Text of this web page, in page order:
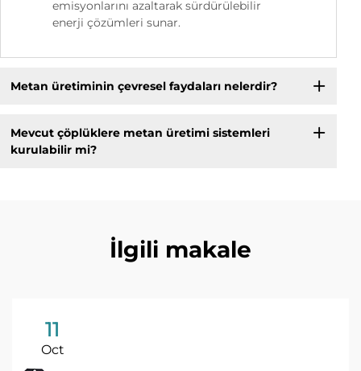
emisyonlarını azaltarak sürdürülebilir
enerji çözümleri sunar.
Metan üretiminin çevresel faydaları nelerdir?
Mevcut çöplüklere metan üretimi sistemleri
kurulabilir mi?
İlgili makale
11
Oct